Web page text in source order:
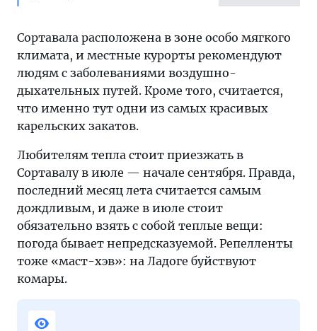
Сортавала расположена в зоне особо мягкого
климата, и местные курорты рекомендуют
людям с заболеваниями воздушно-
дыхательных путей. Кроме того, считается,
что именно тут одни из самых красивых
карельских закатов.
Любителям тепла стоит приезжать в
Сортавалу в июле — начале сентября. Правда,
последний месяц лета считается самым
дождливым, и даже в июле стоит
обязательно взять с собой теплые вещи:
погода бывает непредсказуемой. Репелленты
тоже «маст-хэв»: на Ладоге буйствуют
комары.